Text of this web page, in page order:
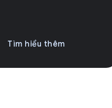
Tìm hiểu thêm